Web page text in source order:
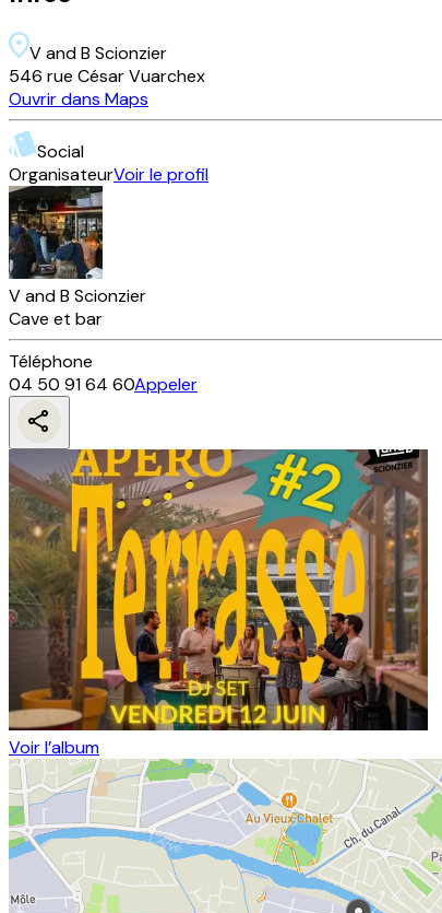
V and B Scionzier
546 rue César Vuarchex
Ouvrir dans Maps
Social
OrganisateurVoir le profil
V and B Scionzier
Cave et bar
Téléphone
04 50 91 64 60Appeler
Voir l’album